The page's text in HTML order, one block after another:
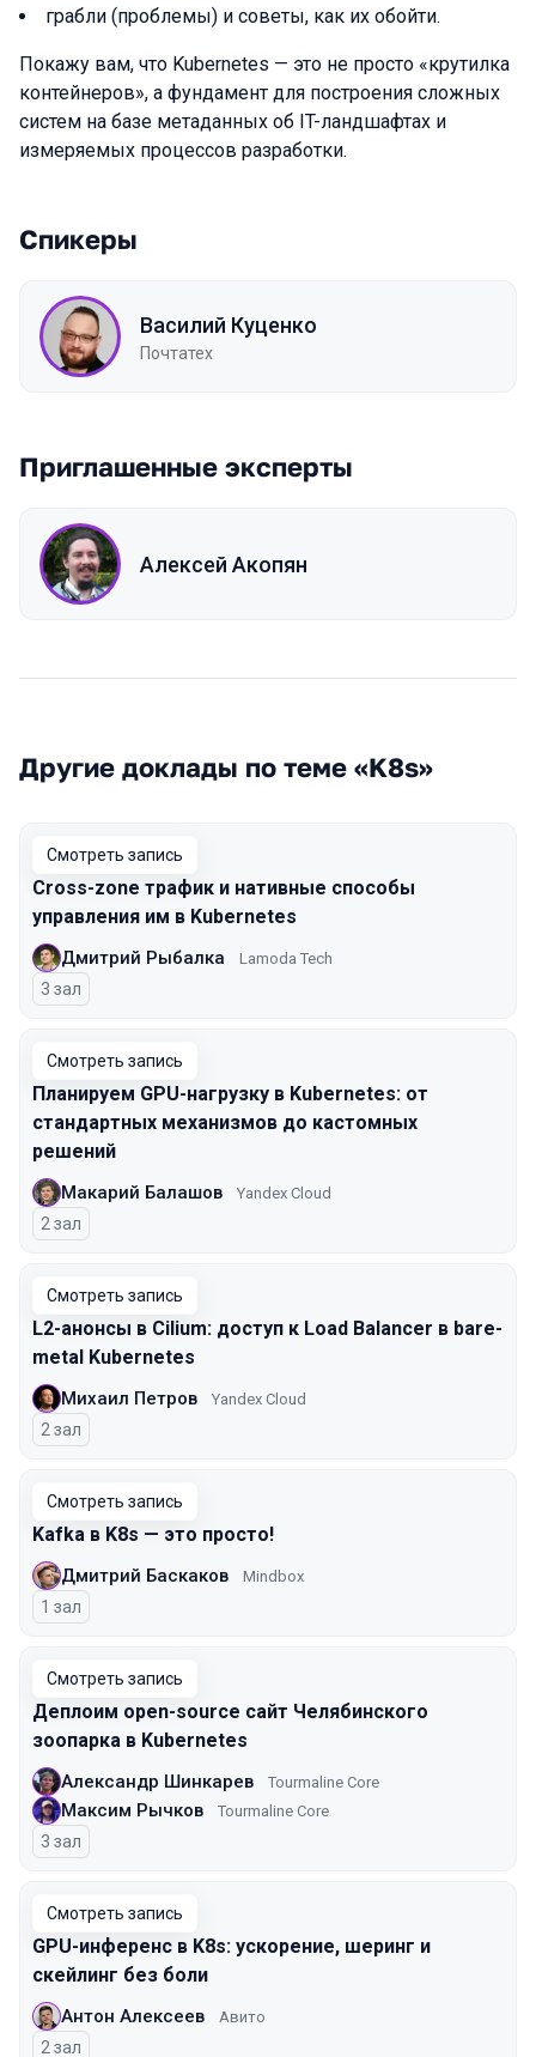
грабли (проблемы) и советы, как их обойти.
Покажу вам, что Kubernetes — это не просто «крутилка
контейнеров», а фундамент для построения сложных
систем на базе метаданных об IT-ландшафтах и
измеряемых процессов разработки.
Спикеры
Василий Куценко
Почтатех
Приглашенные эксперты
Алексей Акопян
Другие доклады по теме «K8s»
Смотреть запись
Cross-zone трафик и нативные способы
управления им в Kubernetes
Дмитрий Рыбалка Lamoda Tech
3 зал
Смотреть запись
Планируем GPU-нагрузку в Kubernetes: от
стандартных механизмов до кастомных
решений
Макарий Балашов Yandex Cloud
2 зал
Смотреть запись
L2-анонсы в Cilium: доступ к Load Balancer в bare-
metal Kubernetes
Михаил Петров Yandex Cloud
2 зал
Смотреть запись
Kafka в K8s — это просто!
Дмитрий Баскаков Mindbox
1 зал
Смотреть запись
Деплоим open-source сайт Челябинского
зоопарка в Kubernetes
Александр Шинкарев Tourmaline Core
Максим Рычков Tourmaline Core
3 зал
Смотреть запись
GPU-инференс в K8s: ускорение, шеринг и
скейлинг без боли
Антон Алексеев Авито
2 зал